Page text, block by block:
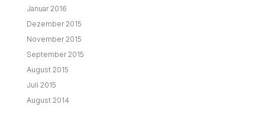
Januar 2016
Dezember 2015
November 2015
September 2015
August 2015
Juli 2015
August 2014